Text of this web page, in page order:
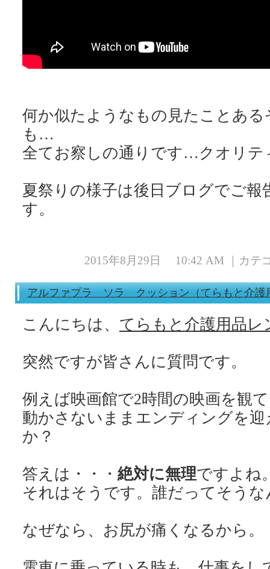
何か似たようなもの見たことあ
も…
全てお察しの通りです…クオリテ
夏祭りの様子は後日ブログでご
2015年8月29日 10:42 AM ｜カテ
アルファプラ ソラ クッション（てらもと介護
こんにちは、 てらもと介護用品レ
突然ですが皆さんに質問です。
例えば映画館で2時間の映画を観
動かさないままエンディングを
か？
答えは・・・ 絶対に無理ですよね
それはそうです。誰だってそうな
なぜなら、お尻が痛くなるから。